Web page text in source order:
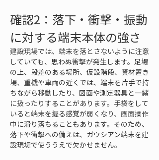
確認2：落下・衝撃・振動
に対する端末本体の強さ
建設現場では、端末を落とさないように注意
していても、思わぬ衝撃が発生します。足場
の上、段差のある場所、仮設階段、資材置き
場、重機や車両の近くでは、端末を片手で持
ちながら移動したり、図面や測定器具と一緒
に扱ったりすることがあります。手袋をして
いると端末を握る感覚が弱くなり、画面操作
中に滑り落ちることもあります。そのため、
落下や衝撃への備えは、ガウシアン端末を建
設現場で使ううえで欠かせません。